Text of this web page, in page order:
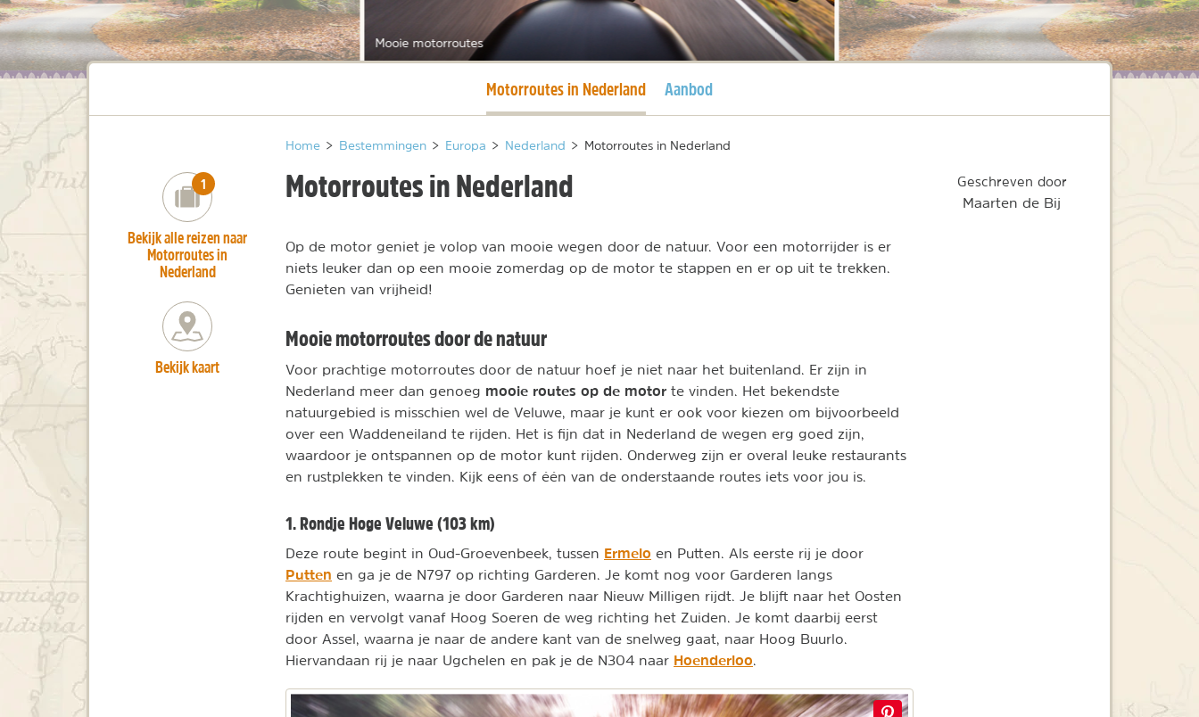
Mooie motorroutes
Huidige pagina
Motorroutes in Nederland Aanbod
Home > Bestemmingen > Europa > Nederland > Motorroutes in Nederland
Motorroutes in Nederland
Op de motor geniet je volop van mooie wegen door de natuur. Voor een motorrijder is er
niets leuker dan op een mooie zomerdag op de motor te stappen en er op uit te trekken.
Genieten van vrijheid!
Mooie motorroutes door de natuur
Voor prachtige motorroutes door de natuur hoef je niet naar het buitenland. Er zijn in
Nederland meer dan genoeg mooie routes op de motor te vinden. Het bekendste
natuurgebied is misschien wel de Veluwe, maar je kunt er ook voor kiezen om bijvoorbeeld
over een Waddeneiland te rijden. Het is fijn dat in Nederland de wegen erg goed zijn,
waardoor je ontspannen op de motor kunt rijden. Onderweg zijn er overal leuke restaurants
en rustplekken te vinden. Kijk eens of één van de onderstaande routes iets voor jou is.
1. Rondje Hoge Veluwe (103 km)
Deze route begint in Oud-Groevenbeek, tussen Ermelo en Putten. Als eerste rij je door
Putten en ga je de N797 op richting Garderen. Je komt nog voor Garderen langs
Krachtighuizen, waarna je door Garderen naar Nieuw Milligen rijdt. Je blijft naar het Oosten
rijden en vervolgt vanaf Hoog Soeren de weg richting het Zuiden. Je komt daarbij eerst
door Assel, waarna je naar de andere kant van de snelweg gaat, naar Hoog Buurlo.
Hiervandaan rij je naar Ugchelen en pak je de N304 naar Hoenderloo.
number_of_trips:
1
Bekijk alle reizen naar
Motorroutes in
Nederland
Bekijk kaart
Geschreven door
Maarten de Bij